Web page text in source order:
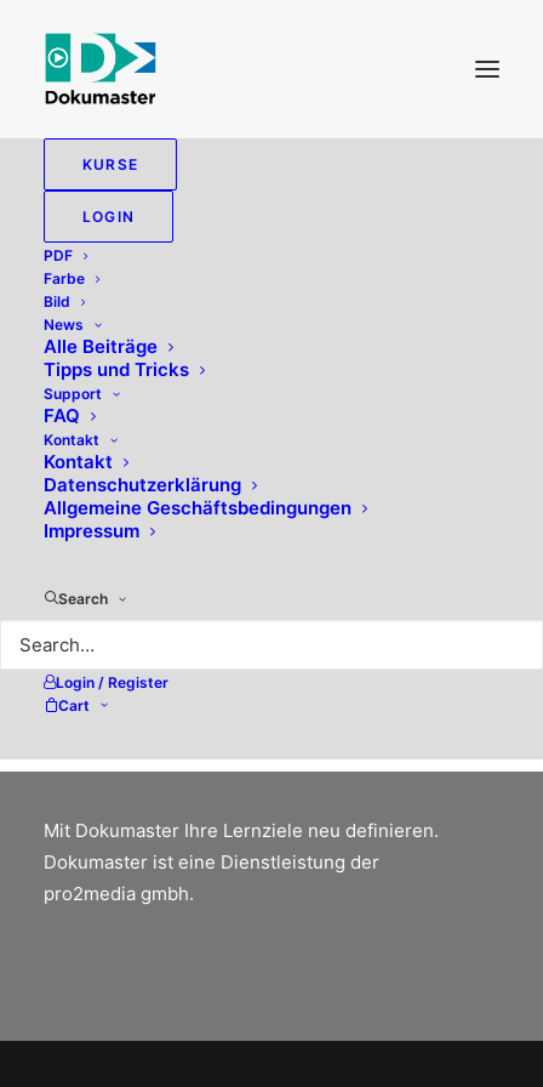
KURSE
LOGIN
PDF
Farbe
Bild
News
Alle Beiträge
Tipps und Tricks
Support
FAQ
Kontakt
Kontakt
Datenschutzerklärung
Allgemeine Geschäftsbedingungen
Impressum
Search
Login / Register
Cart
BUCHPRODUKTION
Alle zeigen
«VERTIKALE SICHT / VERTICAL
VIEW» – Mehr als nur ein Buch!
Machen Sie mehr aus Ihren Buchprojekten!
Mit Dokumaster Ihre Lernziele neu definieren.
Dokumaster ist eine Dienstleistung der
pro2media gmbh.